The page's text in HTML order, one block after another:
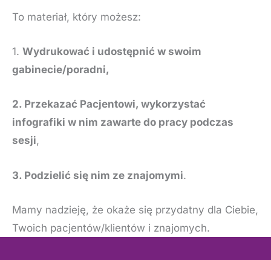
To materiał, który możesz:
1. Wydrukować i udostępnić w swoim
gabinecie/poradni,
2. Przekazać Pacjentowi, wykorzystać
infografiki w nim zawarte do pracy podczas
sesji,
3. Podzielić się nim ze znajomymi.
Mamy nadzieję, że okaże się przydatny dla Ciebie,
Twoich pacjentów/klientów i znajomych.